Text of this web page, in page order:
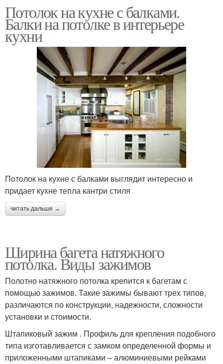
Потолок на кухне с балками.
Балки на потолке в интерьере
кухни
Потолок на кухне с балками выглядит интересно и
придает кухне тепла кантри стиля
читать дальше →
Ширина багета натяжного
потолка. Виды зажимов
Полотно натяжного потолка крепится к багетам с
помощью зажимов. Такие зажимы бывают трех типов,
различаются по конструкции, надежности, сложности
установки и стоимости.
Штапиковый зажим . Профиль для крепления подобного
типа изготавливается с замком определенной формы и
приложенными штапиками – алюминиевыми рейками